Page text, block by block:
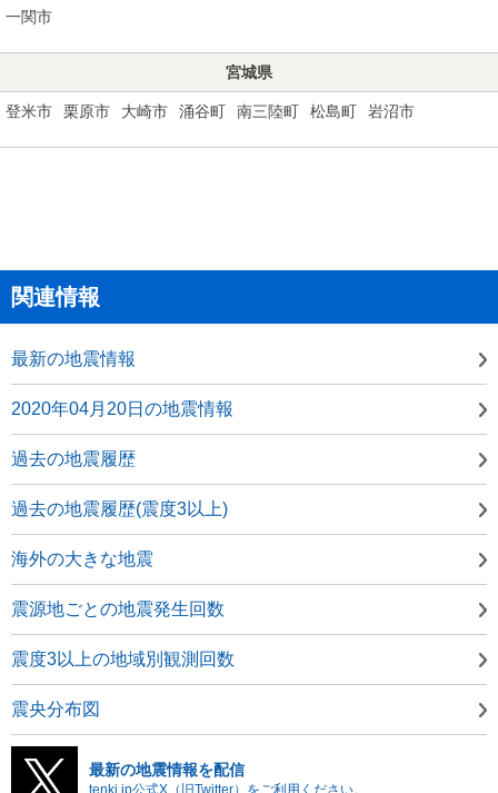
一関市
宮城県
登米市 栗原市 大崎市 涌谷町 南三陸町 松島町 岩沼市
関連情報
最新の地震情報
2020年04月20日の地震情報
過去の地震履歴
過去の地震履歴(震度3以上)
海外の大きな地震
震源地ごとの地震発生回数
震度3以上の地域別観測回数
震央分布図
最新の地震情報を配信
tenki.jp公式X（旧Twitter）をご利用ください。